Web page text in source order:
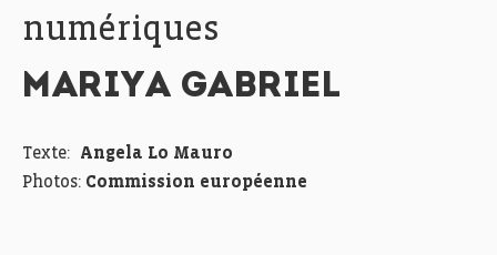
numériques
MARIYA GABRIEL
Texte:
Angela Lo Mauro
Photos: Commission européenne